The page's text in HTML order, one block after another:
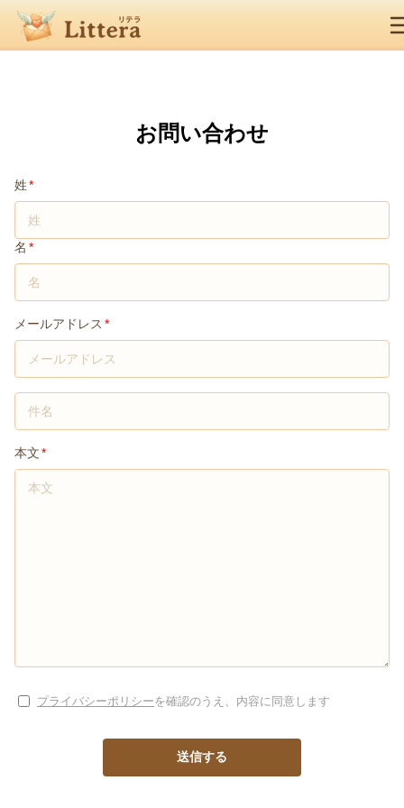
お問い合わせ
氏名
姓*
名 *
メールアドレス
メールアドレス *
件名
本文
本文*
プライバシーポリシーを確認のうえ、内容に同意します
送信する